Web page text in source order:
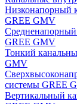
Низконапорный
GREE GMV
GREE GMV
Тонкий
GMV
системы GREE
Вертикальный